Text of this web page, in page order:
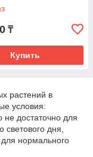
₸
Купить
растений в
условия:
не достаточно для
светового дня,
нормального